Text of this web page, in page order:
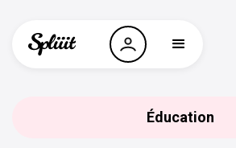
Éducation